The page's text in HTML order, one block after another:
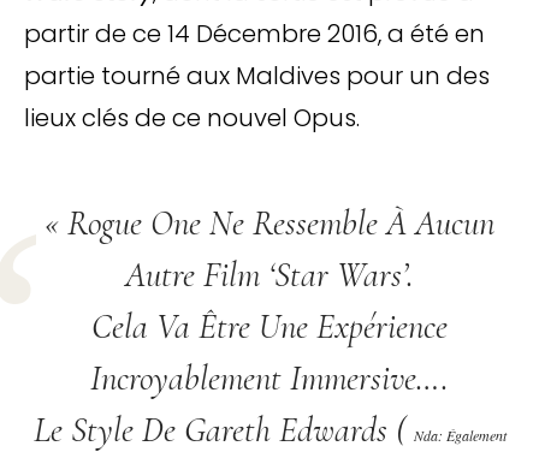
partir de ce 14 Décembre 2016, a été en
partie tourné aux Maldives pour un des
lieux clés de ce nouvel Opus.
« Rogue One Ne Ressemble À Aucun
Autre Film ‘Star Wars’.
Cela Va Être Une Expérience
Incroyablement Immersive….
Le Style De Gareth Edwards ( Nda: Également